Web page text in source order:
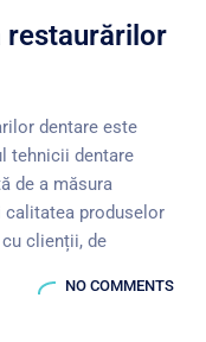
restaurărilor
dentare este
tehnicii dentare
de a măsura
produselor
clienții, de
NO COMMENTS